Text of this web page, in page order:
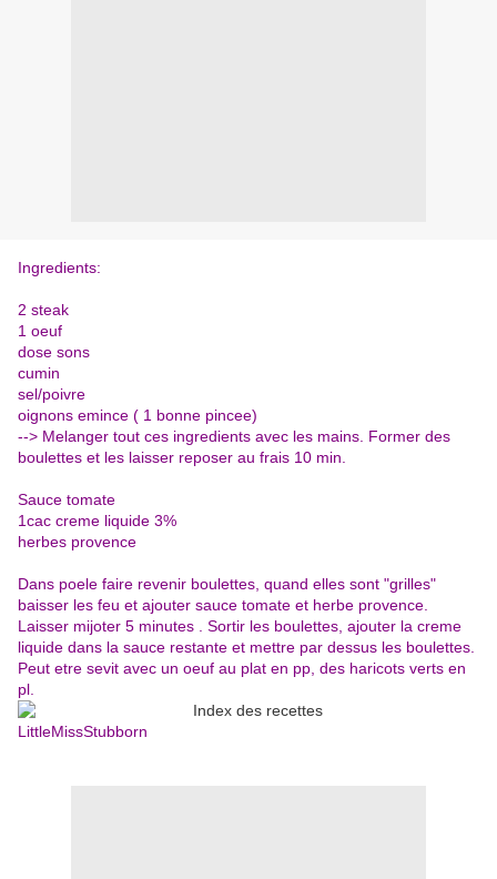
Ingredients:
2 steak
1 oeuf
dose sons
cumin
sel/poivre
oignons emince ( 1 bonne pincee)
--> Melanger tout ces ingredients avec les mains. Former des
boulettes et les laisser reposer au frais 10 min.
Sauce tomate
1cac creme liquide 3%
herbes provence
Dans poele faire revenir boulettes, quand elles sont "grilles"
baisser les feu et ajouter sauce tomate et herbe provence.
Laisser mijoter 5 minutes . Sortir les boulettes, ajouter la creme
liquide dans la sauce restante et mettre par dessus les boulettes.
Peut etre sevit avec un oeuf au plat en pp, des haricots verts en
pl.
LittleMissStubborn